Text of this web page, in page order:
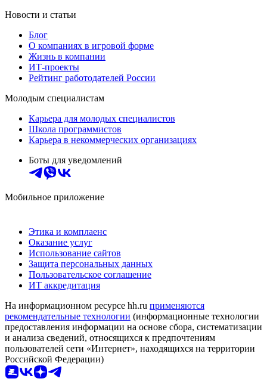
Новости и статьи
Блог
О компаниях в игровой форме
Жизнь в компании
ИТ-проекты
Рейтинг работодателей России
Молодым специалистам
Карьера для молодых специалистов
Школа программистов
Карьера в некоммерческих организациях
Боты для уведомлений
Мобильное приложение
Этика и комплаенс
Оказание услуг
Использование сайтов
Защита персональных данных
Пользовательское соглашение
ИТ аккредитация
На информационном ресурсе hh.ru применяются
рекомендательные технологии (информационные технологии
предоставления информации на основе сбора, систематизации
и анализа сведений, относящихся к предпочтениям
пользователей сети «Интернет», находящихся на территории
Российской Федерации)